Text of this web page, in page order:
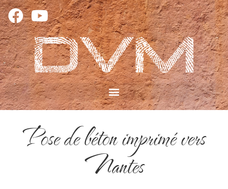
Pose de béton imprimé vers
Nantes